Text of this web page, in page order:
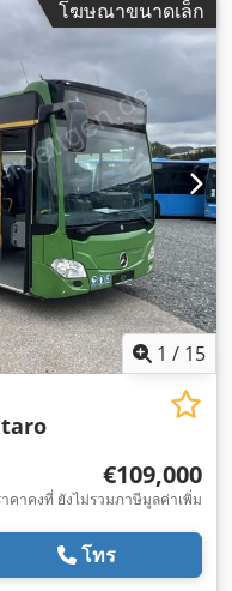
3,350 มม, ความสูงรวม:
รงฉุด, เครื่องปรับอากาศ,
โฆษณาขนาดเล็ก
1 / 15
€109,000
าคาคงที่ ยังไม่รวมภาษีมูลค่าเพิ่ม
โทร